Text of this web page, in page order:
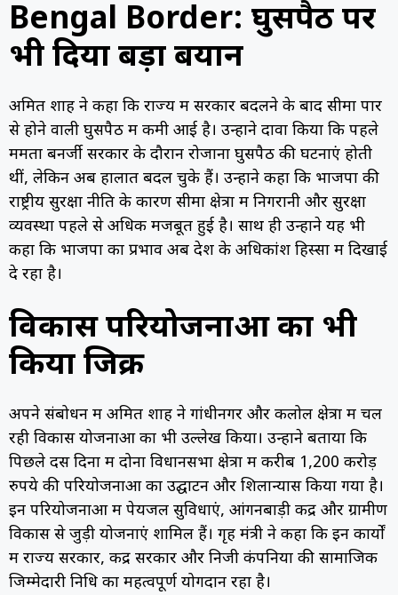
Bengal Border: घुसपैठ पर
भी दिया बड़ा बयान
अमित शाह ने कहा कि राज्य में सरकार बदलने के बाद सीमा पार
से होने वाली घुसपैठ में कमी आई है। उन्होंने दावा किया कि पहले
ममता बनर्जी सरकार के दौरान रोजाना घुसपैठ की घटनाएं होती
थीं, लेकिन अब हालात बदल चुके हैं। उन्होंने कहा कि भाजपा की
राष्ट्रीय सुरक्षा नीति के कारण सीमा क्षेत्रों में निगरानी और सुरक्षा
व्यवस्था पहले से अधिक मजबूत हुई है। साथ ही उन्होंने यह भी
कहा कि भाजपा का प्रभाव अब देश के अधिकांश हिस्सों में दिखाई
दे रहा है।
विकास परियोजनाओं का भी
किया जिक्र
अपने संबोधन में अमित शाह ने गांधीनगर और कलोल क्षेत्रों में चल
रही विकास योजनाओं का भी उल्लेख किया। उन्होंने बताया कि
पिछले दस दिनों में दोनों विधानसभा क्षेत्रों में करीब 1,200 करोड़
रुपये की परियोजनाओं का उद्घाटन और शिलान्यास किया गया है।
इन परियोजनाओं में पेयजल सुविधाएं, आंगनबाड़ी केंद्र और ग्रामीण
विकास से जुड़ी योजनाएं शामिल हैं। गृह मंत्री ने कहा कि इन कार्यों
में राज्य सरकार, केंद्र सरकार और निजी कंपनियों की सामाजिक
जिम्मेदारी निधि का महत्वपूर्ण योगदान रहा है।